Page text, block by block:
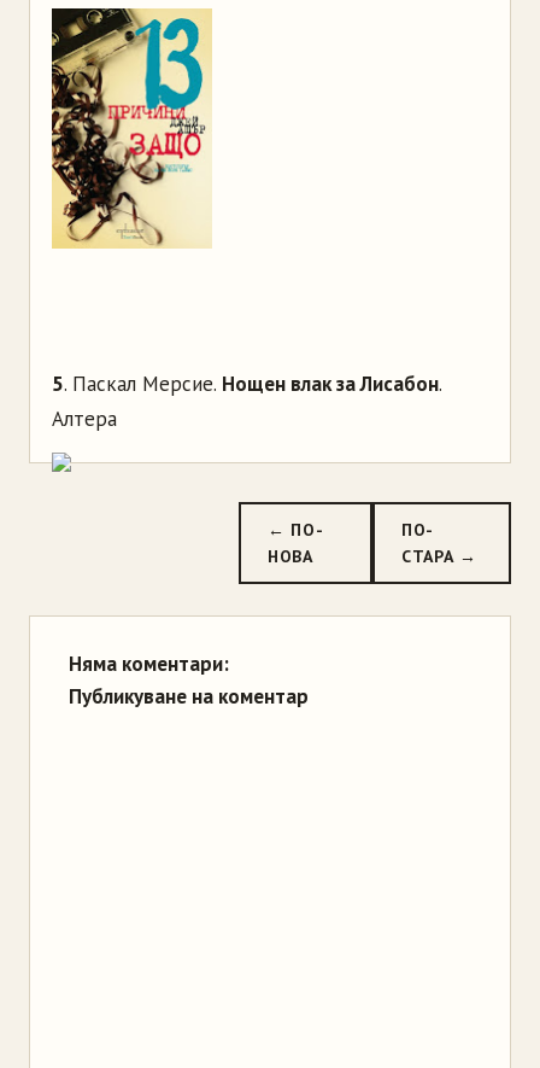
5. Паскал Мерсие. Нощен влак за Лисабон.
Алтера
← ПО-
НОВА
ПО-
СТАРА →
Няма коментари:
Публикуване на коментар